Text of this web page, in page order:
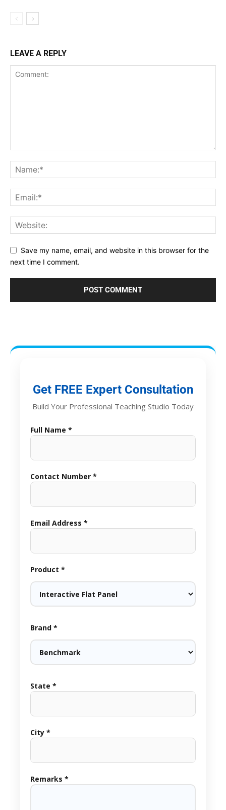
LEAVE A REPLY
Save my name, email, and website in this browser for the
next time I comment.
Get FREE Expert Consultation
Build Your Professional Teaching Studio Today
Full Name *
Contact Number *
Email Address *
Product *
Brand *
State *
City *
Remarks *